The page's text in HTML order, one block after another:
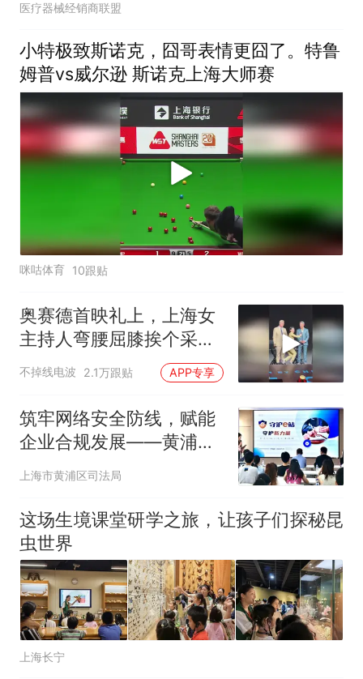
医疗器械经销商联盟
小特极致斯诺克，囧哥表情更囧了。特鲁
姆普vs威尔逊 斯诺克上海大师赛
咪咕体育 10跟贴
奥赛德首映礼上，上海女
主持人弯腰屈膝挨个采访
好莱坞明星
不掉线电波 2.1万跟贴 APP专享
筑牢网络安全防线，赋能
企业合规发展——黄浦区
HR优+网络安全工作专题
培训顺利召开
上海市黄浦区司法局
这场生境课堂研学之旅，让孩子们探秘昆
虫世界
上海长宁